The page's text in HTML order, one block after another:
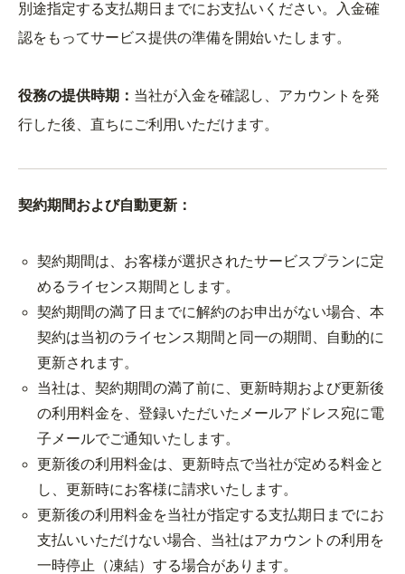
別途指定する支払期日までにお支払いください。入金確
認をもってサービス提供の準備を開始いたします。
役務の提供時期： 当社が入金を確認し、アカウントを発
行した後、直ちにご利用いただけます。
契約期間および自動更新：
契約期間は、お客様が選択されたサービスプランに定
めるライセンス期間とします。
契約期間の満了日までに解約のお申出がない場合、本
契約は当初のライセンス期間と同一の期間、自動的に
更新されます。
当社は、契約期間の満了前に、更新時期および更新後
の利用料金を、登録いただいたメールアドレス宛に電
子メールでご通知いたします。
更新後の利用料金は、更新時点で当社が定める料金と
し、更新時にお客様に請求いたします。
更新後の利用料金を当社が指定する支払期日までにお
支払いいただけない場合、当社はアカウントの利用を
一時停止（凍結）する場合があります。